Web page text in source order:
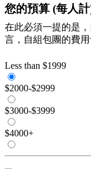
您的預算 (每人
在此必須一提的是
言，自組包團的費用
Less than $1999
$2000-$2999
$3000-$3999
$4000+